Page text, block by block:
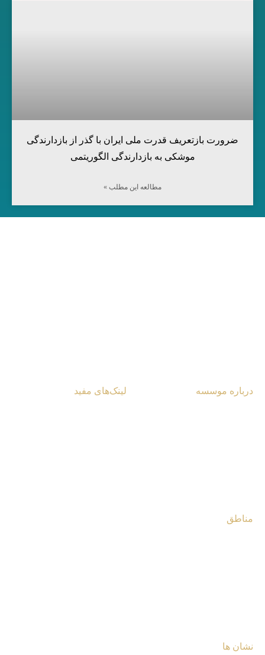
ضرورت بازتعریف قدرت ملی ایران با گذر از بازدارندگی
موشکی به بازدارندگی الگوریتمی
مطالعه این مطلب »
درباره موسسه لینک‌های مفید
مناطق
نشان ها